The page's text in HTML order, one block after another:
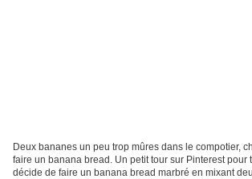
Deux bananes un peu trop mûres dans le compotier,
faire un banana bread. Un petit tour sur Pinterest pour
décide de faire un banana bread marbré en mixant